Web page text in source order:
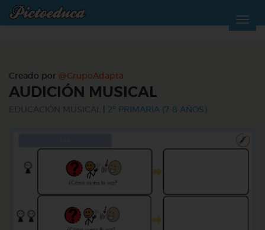
Creado por @GrupoAdapta
AUDICIÓN MUSICAL
2º PRIMARIA (7-8 AÑOS)